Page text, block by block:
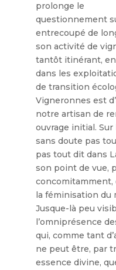
prolonge le
questionnement
entrecoupé de
son activité de
tantôt itinérant,
dans les
de transition
Vigneronnes est
notre artisan de
ouvrage initial. Sur
sans doute pas
pas tout dit dans
son point de vue,
concomitamment,
la féminisation du
Jusque-là peu
l’omniprésence
qui, comme tant
ne peut être, par
essence divine,